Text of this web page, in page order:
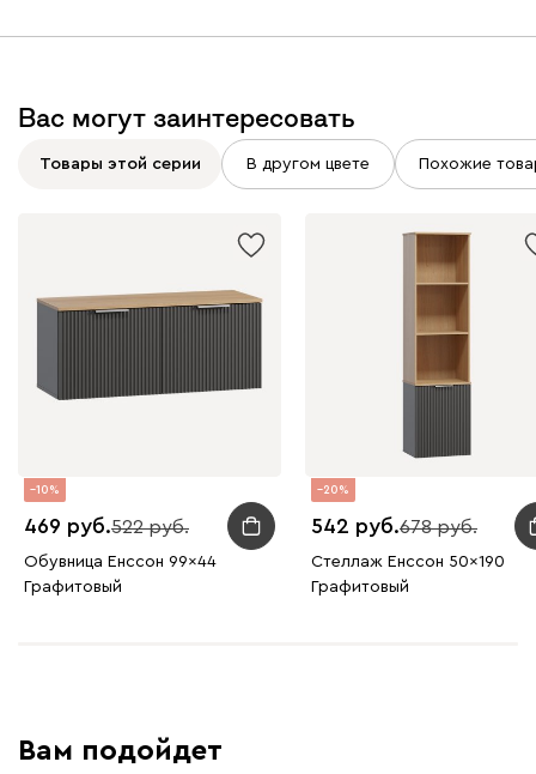
Вас могут заинтересовать
Товары этой серии В другом цвете Похожие
10
469 522
Обувница Енссон 99x44
Графитовый
20
542 678
Стеллаж Енссон 50x190
Графитовый
Вам подойдет